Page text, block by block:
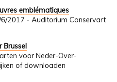
emblématiques
2017 - Auditorium Conservart
Brussel
voor Neder-Over-
of downloaden